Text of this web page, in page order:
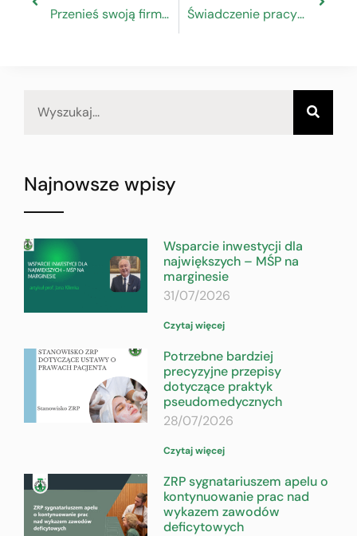
Przenieś swoją firmę do internetu Świadczenie pracy pracowników młodocianych – Odpowiedzi na pytania rzemieślników
Najnowsze wpisy
Wsparcie inwestycji dla
największych – MŚP na
marginesie
31/07/2026
Czytaj więcej
Potrzebne bardziej
precyzyjne przepisy
dotyczące praktyk
pseudomedycznych
28/07/2026
Czytaj więcej
ZRP sygnatariuszem apelu o
kontynuowanie prac nad
wykazem zawodów
deficytowych